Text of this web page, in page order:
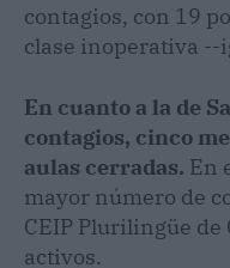
contagios, con 19
clase inoperativa --
En cuanto a la de
contagios, cinco
aulas cerradas. En
mayor número de
CEIP Plurilingüe de
activos.